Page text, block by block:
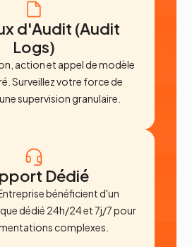
d'Audit (Audit
Logs)
action et appel de modèle
Surveillez votre force de
supervision granulaire.
Dédié
bénéficient d'un
dédié 24h/24 et 7j/7 pour
complexes.